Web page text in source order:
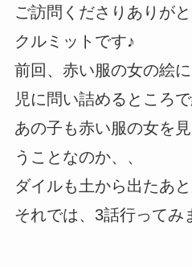
ご訪問くださりありが
クルミットです♪
前回、赤い服の女の絵
児に問い詰めるところ
あの子も赤い服の女を
うことなのか、、
ダイルも土から出たあ
それでは、3話行ってみ